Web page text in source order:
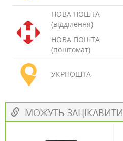
НОВА ПОШТА
(відділення)
НОВА ПОШТА
(поштомат)
УКРПОШТА
МОЖУТЬ ЗАЦІКАВИТИ